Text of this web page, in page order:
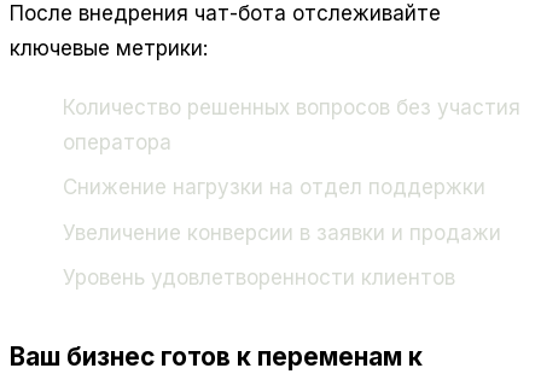
После внедрения чат-бота отслеживайте
ключевые метрики:
Количество решенных вопросов без участия
оператора
Снижение нагрузки на отдел поддержки
Увеличение конверсии в заявки и продажи
Уровень удовлетворенности клиентов
Ваш бизнес готов к переменам к